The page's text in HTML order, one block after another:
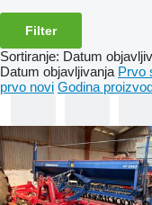
Filter
Sortiranje: Datum
Datum objavljivanja Prvo
prvo novi Godina